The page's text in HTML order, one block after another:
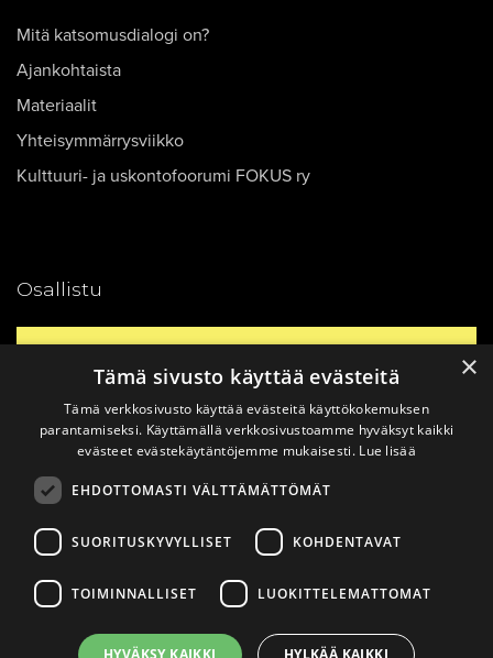
Mitä katsomusdialogi on?
Ajankohtaista
Materiaalit
Yhteisymmärrysviikko
Kulttuuri- ja uskontofoorumi FOKUS ry
Osallistu
Ajankohtaista
Vinkkaa materiaali!
© 2026Katsomusdialogi.Made with ❤ byAvoin.Systems
×
Tämä sivusto käyttää evästeitä
Tämä verkkosivusto käyttää evästeitä käyttökokemuksen
parantamiseksi. Käyttämällä verkkosivustoamme hyväksyt kaikki
evästeet evästekäytäntöjemme mukaisesti. Lue lisää
EHDOTTOMASTI VÄLTTÄMÄTTÖMÄT
SUORITUSKYVYLLISET KOHDENTAVAT
TOIMINNALLISET LUOKITTELEMATTOMAT
HYVÄKSY KAIKKI HYLKÄÄ KAIKKI